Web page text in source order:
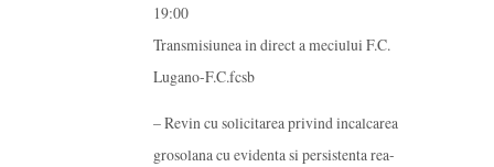
19:00
Transmisiunea in direct a meciului F.C.
Lugano-F.C.fcsb
– Revin cu solicitarea privind incalcarea
grosolana cu evidenta si persistenta rea-